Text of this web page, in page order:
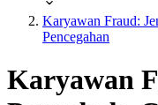
Karyawan Fraud:
Pencegahan
Karyawan